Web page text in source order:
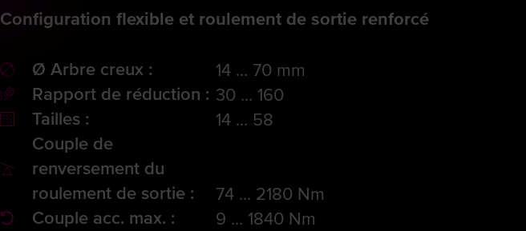
Configuration flexible et roulement de sortie renforcé
Ø Arbre creux :
14 … 70 mm
Rapport de réduction : 30 … 160
Tailles : 14 … 58
Couple de
renversement du
roulement de sortie :
74 … 2180 Nm
Couple acc. max. : 9 … 1840 Nm